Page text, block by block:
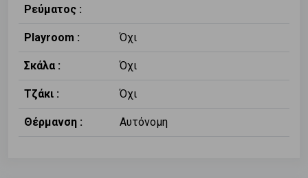
Ρεύματος :
Playroom : Όχι
Σκάλα : Όχι
Τζάκι : Όχι
Θέρμανση : Αυτόνομη